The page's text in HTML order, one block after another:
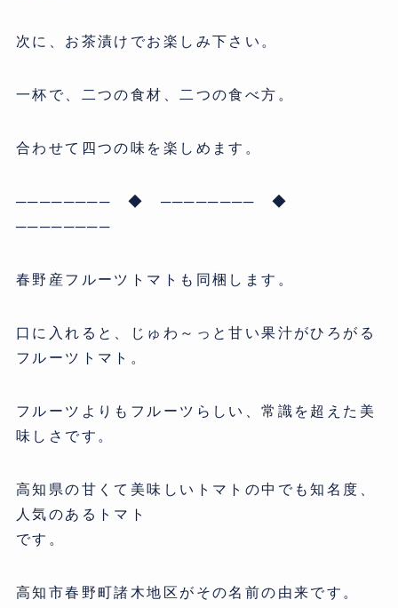
次に、お茶漬けでお楽しみ下さい。
一杯で、二つの食材、二つの食べ方。
合わせて四つの味を楽しめます。
──────── ◆ ──────── ◆
────────
春野産フルーツトマトも同梱します。
口に入れると、じゅわ～っと甘い果汁がひろがる
フルーツトマト。
フルーツよりもフルーツらしい、常識を超えた美
味しさです。
高知県の甘くて美味しいトマトの中でも知名度、
人気のあるトマト
です。
高知市春野町諸木地区がその名前の由来です。